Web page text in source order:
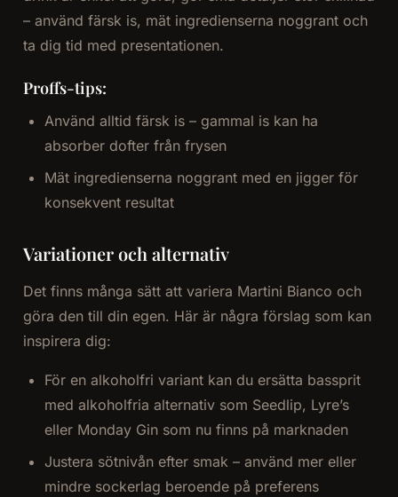
– använd färsk is, mät ingredienserna noggrant och
ta dig tid med presentationen.
Proffs-tips:
Använd alltid färsk is – gammal is kan ha
absorber dofter från frysen
Mät ingredienserna noggrant med en jigger för
konsekvent resultat
Variationer och alternativ
Det finns många sätt att variera Martini Bianco och
göra den till din egen. Här är några förslag som kan
inspirera dig:
För en alkoholfri variant kan du ersätta bassprit
med alkoholfria alternativ som Seedlip, Lyre’s
eller Monday Gin som nu finns på marknaden
Justera sötnivån efter smak – använd mer eller
mindre sockerlag beroende på preferens